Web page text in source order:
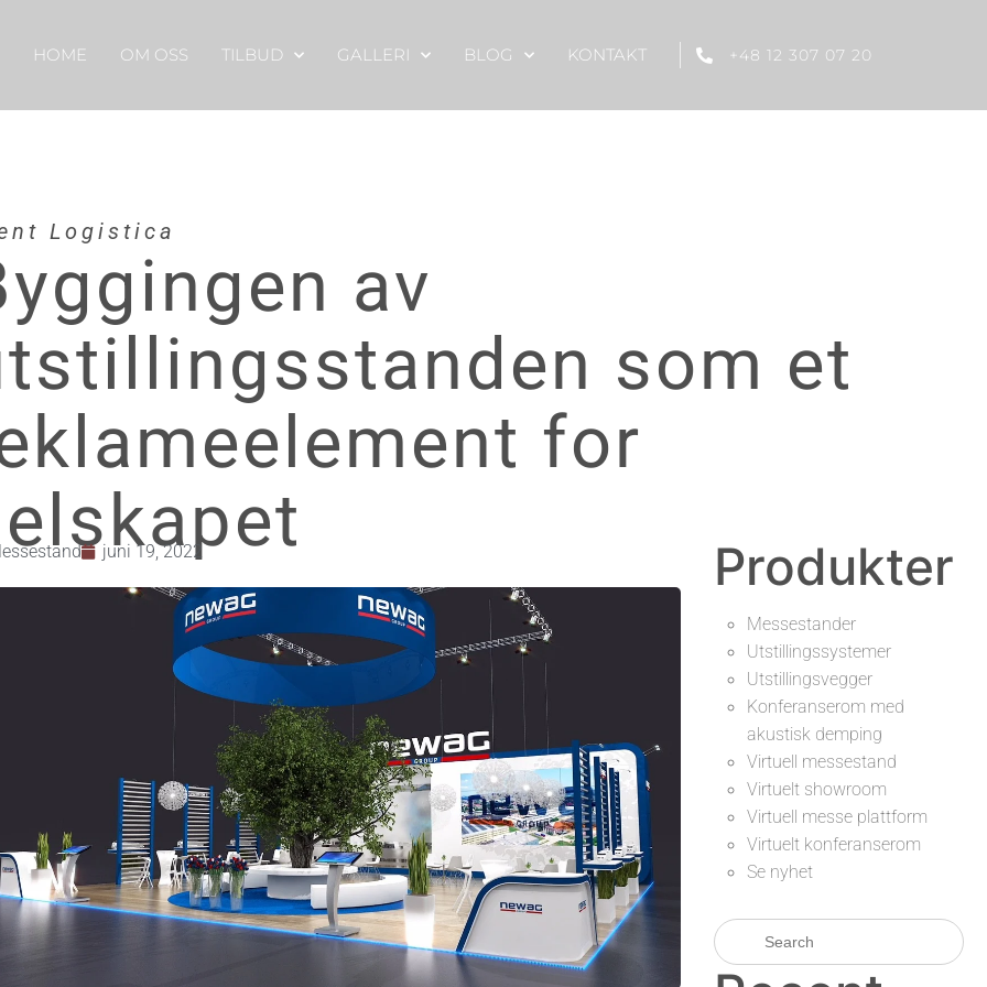
HOME OM OSS TILBUD GALLERI BLOG KONTAKT +48 12 307 07 20
Logistica
av
som et
for
juni 19, 2022 Produkter
Messestander
Utstillingssystemer
Utstillingsvegger
Konferanserom med
akustisk demping
Virtuell messestand
Virtuelt showroom
Virtuell messe plattform
Virtuelt konferanserom
Se nyhet